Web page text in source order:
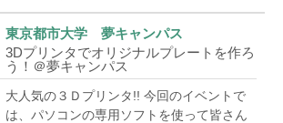
東京都市大学 夢キャンパス
3Dプリンタでオリジナルプレートを作ろ
う！＠夢キャンパス
大人気の３Ｄプリンタ!! 今回のイベントで
は、パソコンの専用ソフトを使って皆さん